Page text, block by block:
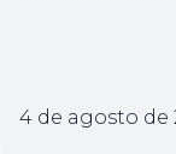
4 de agosto de